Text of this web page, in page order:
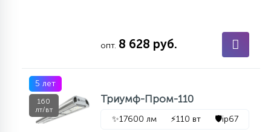
опт. 8 628 руб.
5 лет
160
лт/вт
Триумф-Пром-110
✨17600 лм ⚡110 вт 🛡️ip67